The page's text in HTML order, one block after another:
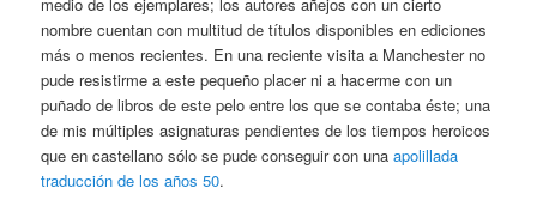
nombre cuentan con multitud de títulos disponibles en ediciones
más o menos recientes. En una reciente visita a Manchester no
pude resistirme a este pequeño placer ni a hacerme con un
puñado de libros de este pelo entre los que se contaba éste; una
de mis múltiples asignaturas pendientes de los tiempos heroicos
que en castellano sólo se pude conseguir con unaapolillada
traducción de los años 50.